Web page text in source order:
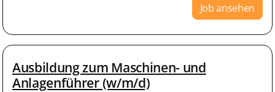
Job ansehen
Ausbildung zum Maschinen- und
Anlagenführer (w/m/d)